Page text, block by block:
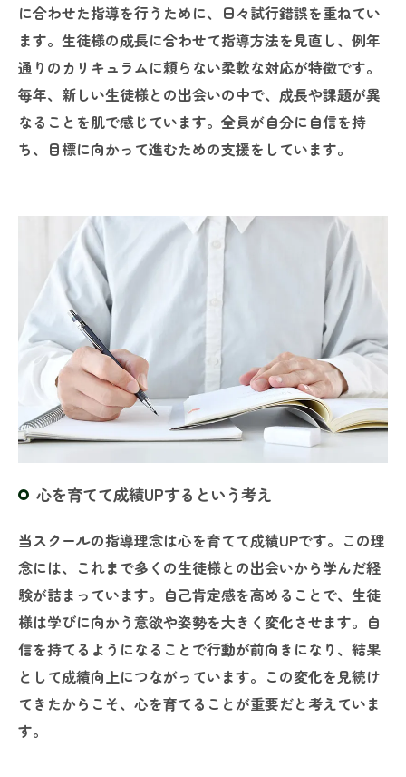
に合わせた指導を行うために、日々試行錯誤を重ねてい
ます。生徒様の成長に合わせて指導方法を見直し、例年
通りのカリキュラムに頼らない柔軟な対応が特徴です。
毎年、新しい生徒様との出会いの中で、成長や課題が異
なることを肌で感じています。全員が自分に自信を持
ち、目標に向かって進むための支援をしています。
心を育てて成績UPするという考え
当スクールの指導理念は心を育てて成績UPです。この理
念には、これまで多くの生徒様との出会いから学んだ経
験が詰まっています。自己肯定感を高めることで、生徒
様は学びに向かう意欲や姿勢を大きく変化させます。自
信を持てるようになることで行動が前向きになり、結果
として成績向上につながっています。この変化を見続け
てきたからこそ、心を育てることが重要だと考えていま
す。